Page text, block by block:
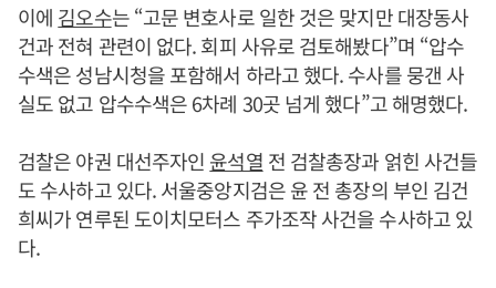
이에 김오수는 “고문 변호사로 일한 것은 맞지만 대장동사
건과 전혀 관련이 없다. 회피 사유로 검토해봤다”며 “압수
수색은 성남시청을 포함해서 하라고 했다. 수사를 뭉갠 사
실도 없고 압수수색은 6차례 30곳 넘게 했다”고 해명했다.
검찰은 야권 대선주자인 윤석열 전 검찰총장과 얽힌 사건들
도 수사하고 있다. 서울중앙지검은 윤 전 총장의 부인 김건
희씨가 연루된 도이치모터스 주가조작 사건을 수사하고 있
다.